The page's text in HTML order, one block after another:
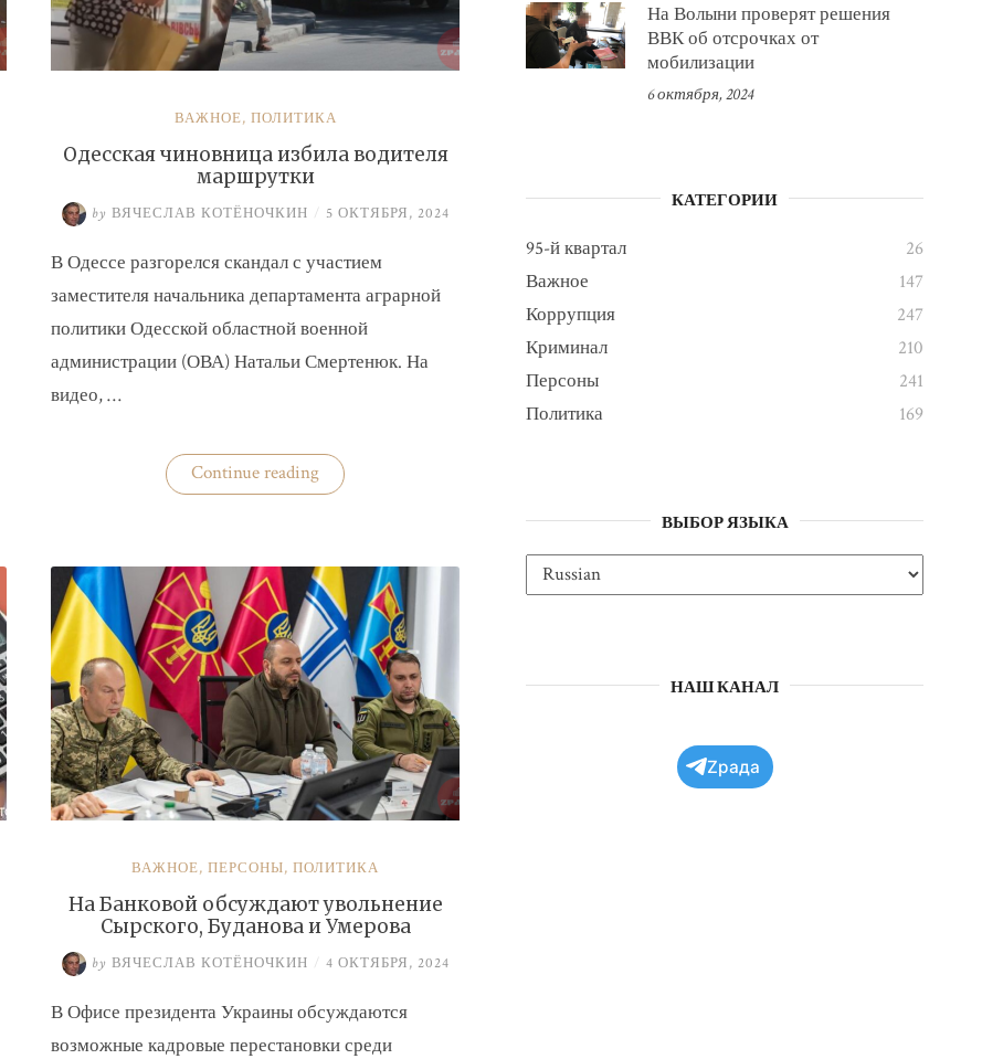
ВАЖНОЕ, ПОЛИТИКА
Одесская чиновница избила водителя
маршрутки
by ВЯЧЕСЛАВ КОТЁНОЧКИН / 5 ОКТЯБРЯ, 2024
В Одессе разгорелся скандал с участием
заместителя начальника департамента аграрной
политики Одесской областной военной
администрации (ОВА) Натальи Смертенюк. На
видео, …
Continue reading«Одесская
чиновница
ВАЖНОЕ, ПЕРСОНЫ, ПОЛИТИКА
На Банковой обсуждают увольнение
Сырского, Буданова и Умерова
by ВЯЧЕСЛАВ КОТЁНОЧКИН / 4 ОКТЯБРЯ, 2024
В Офисе президента Украины обсуждаются
возможные кадровые перестановки среди
На Волыни проверят решения
ВВК об отсрочках от
мобилизации
6 октября, 2024
КАТЕГОРИИ
95-й квартал
26
Важное
147
Коррупция
247
Криминал
210
Персоны
241
Политика
169
ВЫБОР ЯЗЫКА
НАШ КАНАЛ
Zрада